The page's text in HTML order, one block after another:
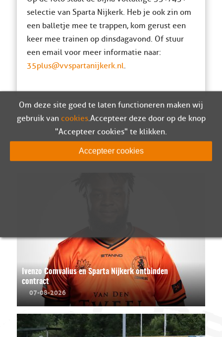
selectie van Sparta Nijkerk. Heb je ook zin om
een balletje mee te trappen, kom gerust een
keer mee trainen op dinsdagavond. Of stuur
een email voor meer informatie naar:
35plus@vvspartanijkerk.nl.
Ivenzo Comvalius en Sparta Nijkerk ontbinden
contract
07-08-2026
Om deze site goed te laten functioneren maken wij
gebruik van cookies. Accepteer deze door op de knop
"Accepteer cookies" te klikken.
Accepteer cookies